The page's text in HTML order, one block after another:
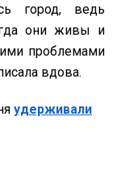
город, ведь
они живы и
проблемами
вдова.
удерживали